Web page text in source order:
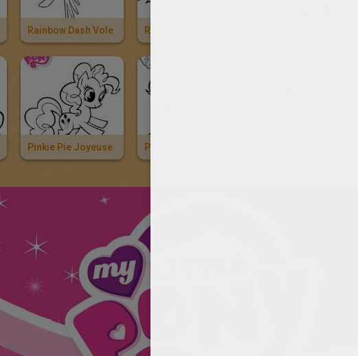
Rainbow Dash Vole Rainbow Dash
Pinkie Pie Joyeuse Pinkie Pie Saute